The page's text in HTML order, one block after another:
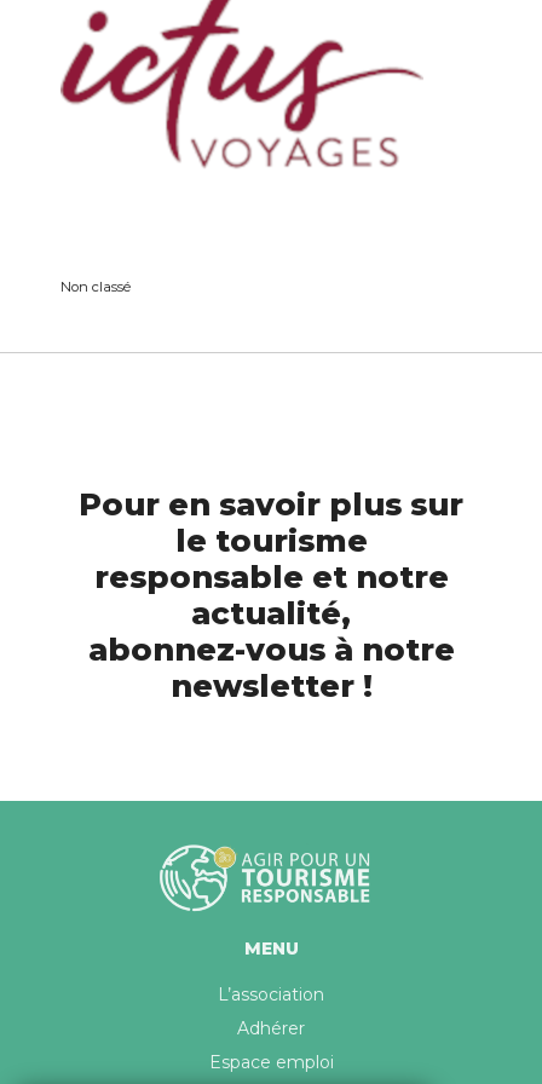
Non classé
Pour en savoir plus sur
le tourisme
responsable et notre
actualité,
abonnez-vous à notre
newsletter !
MENU
L’association
Adhérer
Espace emploi